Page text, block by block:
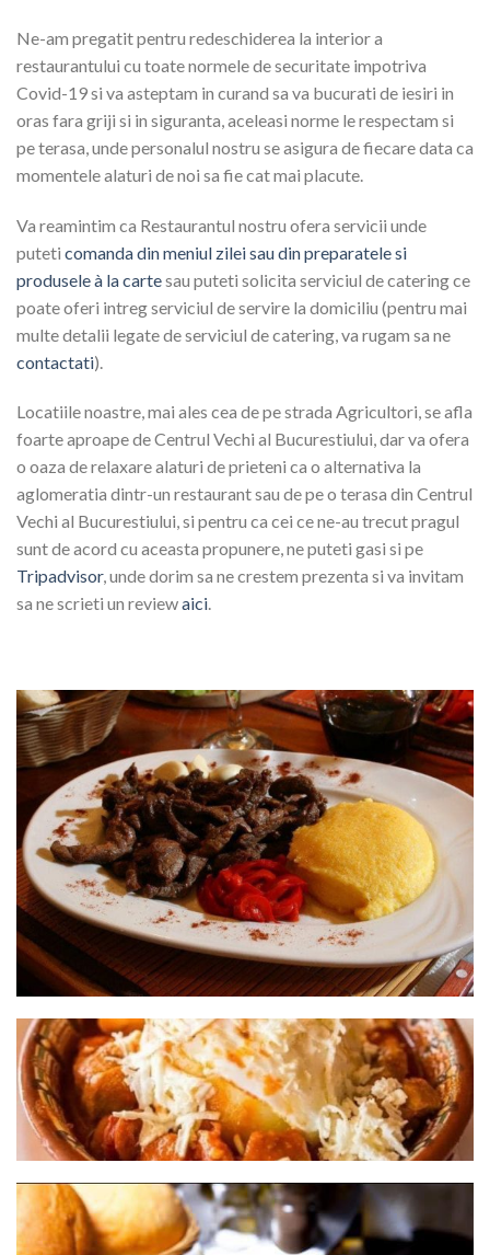
Ne-am pregatit pentru redeschiderea la interior a
restaurantului cu toate normele de securitate impotriva
Covid-19 si va asteptam in curand sa va bucurati de iesiri in
oras fara griji si in siguranta, aceleasi norme le respectam si
pe terasa, unde personalul nostru se asigura de fiecare data ca
momentele alaturi de noi sa fie cat mai placute.
Va reamintim ca Restaurantul nostru ofera servicii unde
puteti comanda din meniul zilei sau din preparatele si
produsele à la cartesau puteti solicita serviciul de catering ce
poate oferi intreg serviciul de servire la domiciliu (pentru mai
multe detalii legate de serviciul de catering, va rugam sa ne
contactati).
Locatiile noastre, mai ales cea de pe strada Agricultori, se afla
foarte aproape de Centrul Vechi al Bucurestiului, dar va ofera
o oaza de relaxare alaturi de prieteni ca o alternativa la
aglomeratia dintr-un restaurant sau de pe o terasa din Centrul
Vechi al Bucurestiului, si pentru ca cei ce ne-au trecut pragul
sunt de acord cu aceasta propunere, ne puteti gasi si pe
Tripadvisor, unde dorim sa ne crestem prezenta si va invitam
sa ne scrieti un reviewaici.